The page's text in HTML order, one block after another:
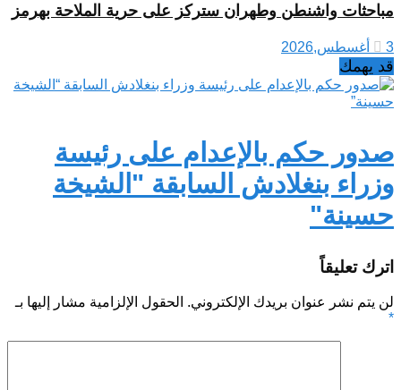
مباحثات واشنطن وطهران ستركز على حرية الملاحة بهرمز
3 أغسطس,2026
قد يهمك
صدور حكم بالإعدام على رئيسة
وزراء بنغلادش السابقة "الشيخة
حسينة"
اترك تعليقاً
لن يتم نشر عنوان بريدك الإلكتروني. الحقول الإلزامية مشار إليها بـ
*